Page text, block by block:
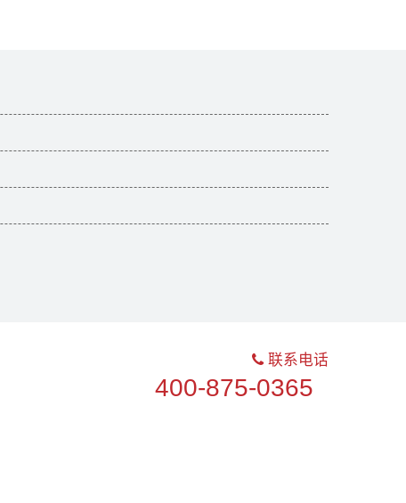
联系电话
400-875-0365